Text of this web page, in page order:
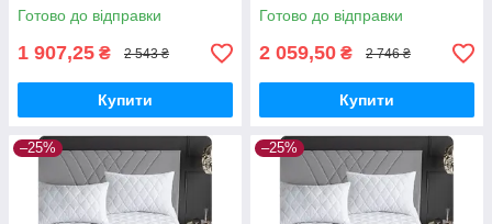
Готово до відправки
1 907,25 ₴ 2 543 ₴
Купити
Готово до відправки
2 059,50 ₴ 2 746 ₴
Купити
–25% –25%